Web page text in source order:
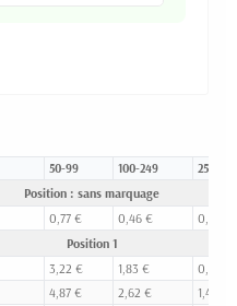
50-99 100-249 250-
Position : sans marquage
0,77 € 0,46 €
0,27 €
Position 1
3,22 € 1,83 €
0,95 €
4,87 € 2,62 €
1,46 €